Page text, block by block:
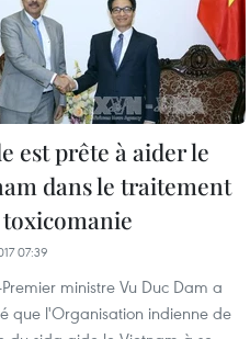
est prête à aider le
dans le traitement
toxicomanie
07:39
Premier ministre Vu Duc Dam a
que l'Organisation indienne de